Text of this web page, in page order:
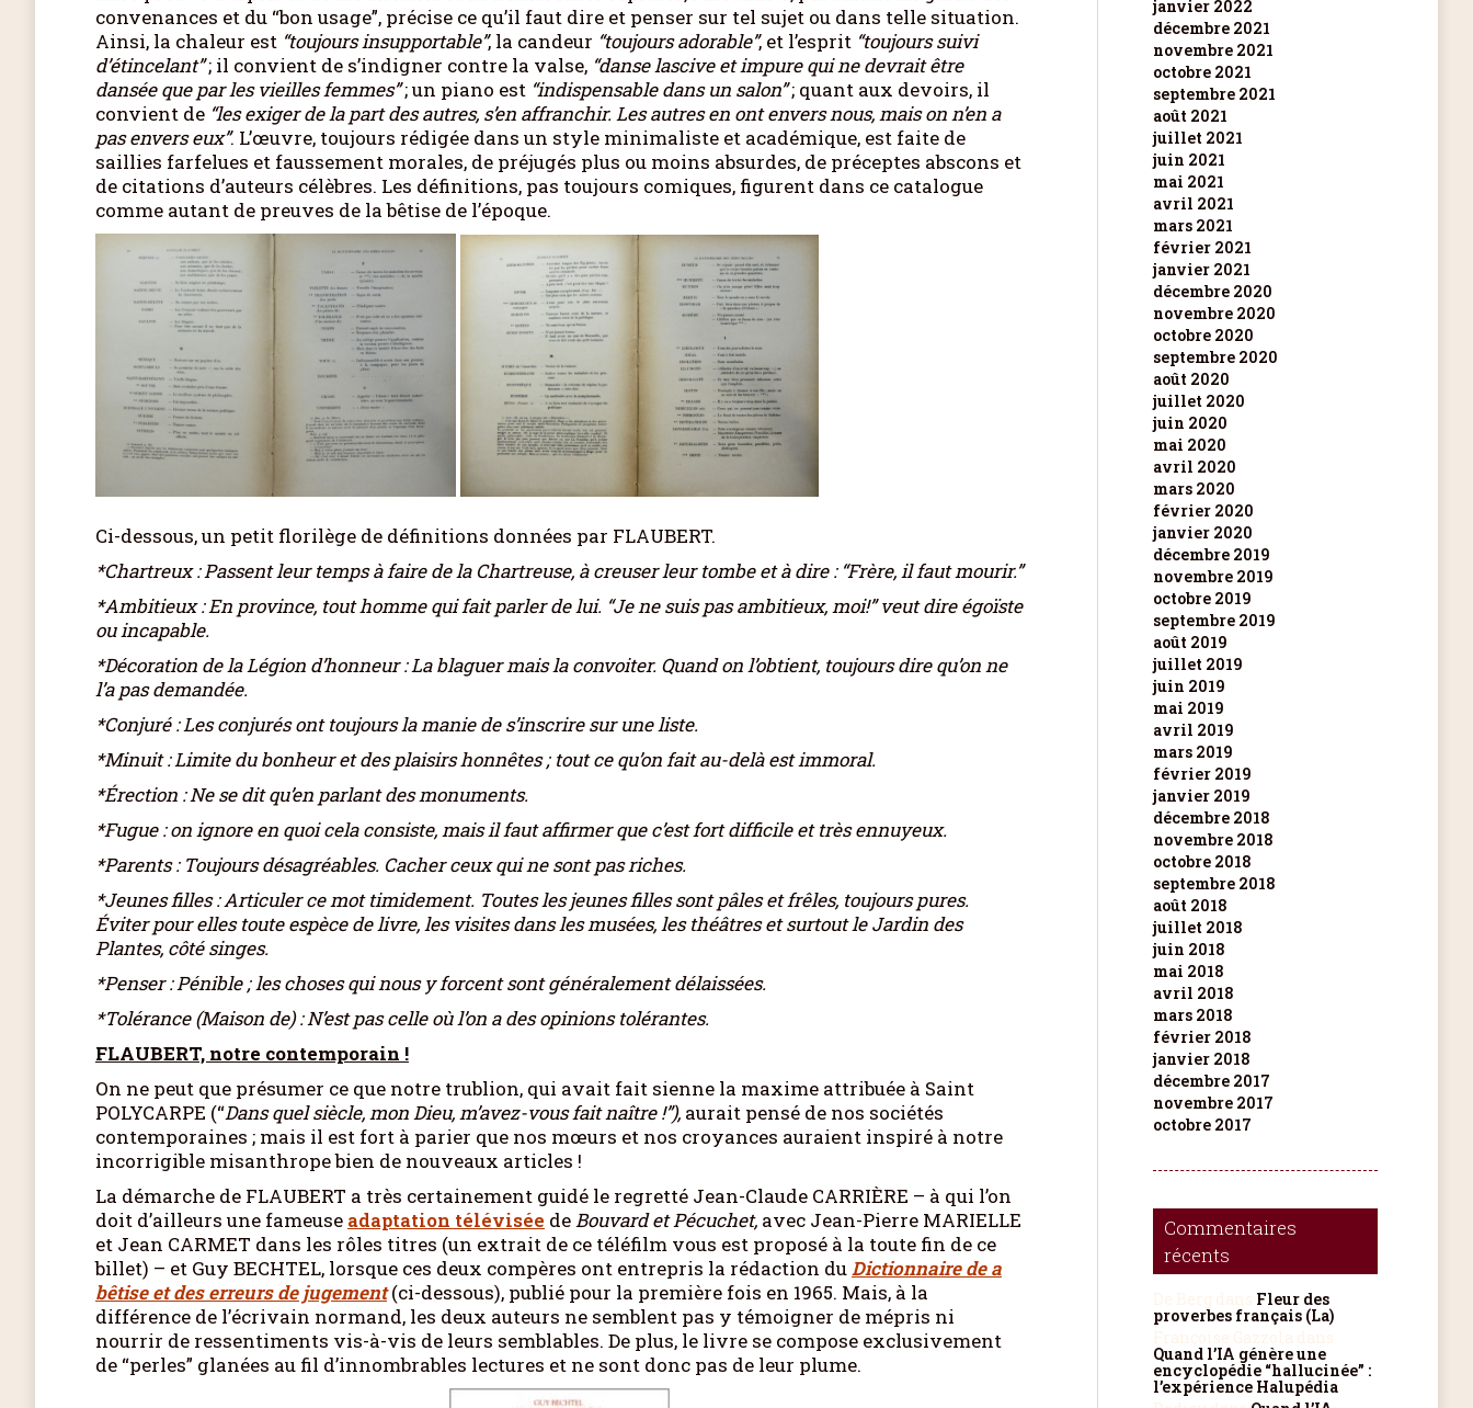
convenances et du “bon usage”, précise ce qu’il faut dire et penser sur tel sujet ou dans telle situation.
Ainsi, la chaleur est “toujours insupportable”, la candeur “toujours adorable”, et l’esprit “toujours suivi
d’étincelant”; il convient de s’indigner contre la valse, “danse lascive et impure qui ne devrait être
dansée que par les vieilles femmes”; un piano est “indispensable dans un salon”; quant aux devoirs, il
convient de “les exiger de la part des autres, s’en affranchir. Les autres en ont envers nous, mais on n’en a
pas envers eux”. L’œuvre, toujours rédigée dans un style minimaliste et académique, est faite de
saillies farfelues et faussement morales, de préjugés plus ou moins absurdes, de préceptes abscons et
de citations d’auteurs célèbres. Les définitions, pas toujours comiques, figurent dans ce catalogue
comme autant de preuves de la bêtise de l’époque.
Ci-dessous, un petit florilège de définitions données par FLAUBERT.
*Chartreux : Passent leur temps à faire de la Chartreuse, à creuser leur tombe et à dire : “Frère, il faut mourir.”
*Ambitieux : En province, tout homme qui fait parler de lui. “Je ne suis pas ambitieux, moi!” veut dire égoïste
ou incapable.
*Décoration de la Légion d’honneur : La blaguer mais la convoiter. Quand on l’obtient, toujours dire qu’on ne
l’a pas demandée.
*Conjuré : Les conjurés ont toujours la manie de s’inscrire sur une liste.
*Minuit : Limite du bonheur et des plaisirs honnêtes ; tout ce qu’on fait au-delà est immoral.
*Érection : Ne se dit qu’en parlant des monuments.
*Fugue : on ignore en quoi cela consiste, mais il faut affirmer que c’est fort difficile et très ennuyeux.
*Parents : Toujours désagréables. Cacher ceux qui ne sont pas riches.
*Jeunes filles : Articuler ce mot timidement. Toutes les jeunes filles sont pâles et frêles, toujours pures.
Éviter pour elles toute espèce de livre, les visites dans les musées, les théâtres et surtout le Jardin des
Plantes, côté singes.
*Penser : Pénible ; les choses qui nous y forcent sont généralement délaissées.
*Tolérance (Maison de) : N’est pas celle où l’on a des opinions tolérantes.
FLAUBERT, notre contemporain !
On ne peut que présumer ce que notre trublion, qui avait fait sienne la maxime attribuée à Saint
POLYCARPE (“Dans quel siècle, mon Dieu, m’avez-vous fait naître !”), aurait pensé de nos sociétés
contemporaines ; mais il est fort à parier que nos mœurs et nos croyances auraient inspiré à notre
incorrigible misanthrope bien de nouveaux articles !
La démarche de FLAUBERT a très certainement guidé le regretté Jean-Claude CARRIÈRE – à qui l’on
doit d’ailleurs une fameuse adaptation télévisée deBouvard et Pécuchet, avec Jean-Pierre MARIELLE
et Jean CARMET dans les rôles titres (un extrait de ce téléfilm vous est proposé à la toute fin de ce
billet) – et Guy BECHTEL, lorsque ces deux compères ont entrepris la rédaction duDictionnaire de a
bêtise et des erreurs de jugement(ci-dessous), publié pour la première fois en 1965. Mais, à la
différence de l’écrivain normand, les deux auteurs ne semblent pas y témoigner de mépris ni
nourrir de ressentiments vis-à-vis de leurs semblables. De plus, le livre se compose exclusivement
de “perles” glanées au fil d’innombrables lectures et ne sont donc pas de leur plume.
janvier 2022
décembre 2021
novembre 2021
octobre 2021
septembre 2021
août 2021
juillet 2021
juin 2021
mai 2021
avril 2021
mars 2021
février 2021
janvier 2021
décembre 2020
novembre 2020
octobre 2020
septembre 2020
août 2020
juillet 2020
juin 2020
mai 2020
avril 2020
mars 2020
février 2020
janvier 2020
décembre 2019
novembre 2019
octobre 2019
septembre 2019
août 2019
juillet 2019
juin 2019
mai 2019
avril 2019
mars 2019
février 2019
janvier 2019
décembre 2018
novembre 2018
octobre 2018
septembre 2018
août 2018
juillet 2018
juin 2018
mai 2018
avril 2018
mars 2018
février 2018
janvier 2018
décembre 2017
novembre 2017
octobre 2017
Commentaires
récents
Fleur des
proverbes français (La)
Quand l’IA génère une
encyclopédie “hallucinée” :
l’expérience Halupédia